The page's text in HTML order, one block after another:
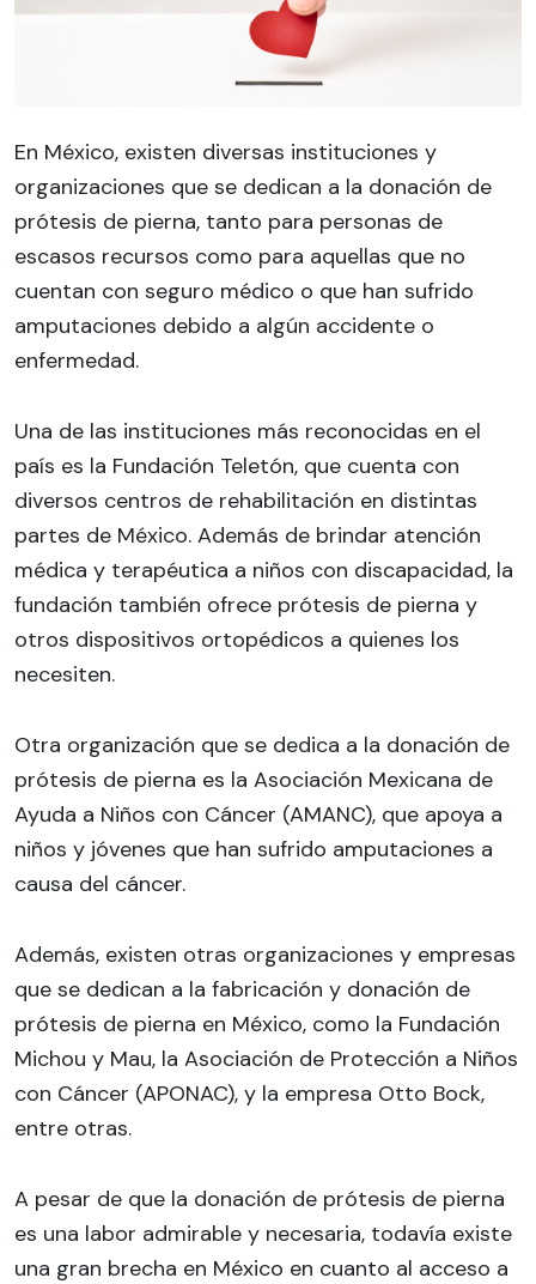
En México, existen diversas instituciones y
organizaciones que se dedican a la donación de
prótesis de pierna, tanto para personas de
escasos recursos como para aquellas que no
cuentan con seguro médico o que han sufrido
amputaciones debido a algún accidente o
enfermedad.
Una de las instituciones más reconocidas en el
país es la Fundación Teletón, que cuenta con
diversos centros de rehabilitación en distintas
partes de México. Además de brindar atención
médica y terapéutica a niños con discapacidad, la
fundación también ofrece prótesis de pierna y
otros dispositivos ortopédicos a quienes los
necesiten.
Otra organización que se dedica a la donación de
prótesis de pierna es la Asociación Mexicana de
Ayuda a Niños con Cáncer (AMANC), que apoya a
niños y jóvenes que han sufrido amputaciones a
causa del cáncer.
Además, existen otras organizaciones y empresas
que se dedican a la fabricación y donación de
prótesis de pierna en México, como la Fundación
Michou y Mau, la Asociación de Protección a Niños
con Cáncer (APONAC), y la empresa Otto Bock,
entre otras.
A pesar de que la donación de prótesis de pierna
es una labor admirable y necesaria, todavía existe
una gran brecha en México en cuanto al acceso a